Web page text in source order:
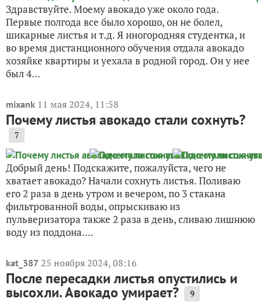
Здравствуйте. Моему авокадо уже около года.
Первые полгода все было хорошо, он не болел,
шикарные листья и т.д. Я иногородняя студентка, и
во время дистанционного обучения отдала авокадо
хозяйке квартиры и уехала в родной город. Он у нее
был 4...
mixank 11 мая 2024, 11:58
Почему листья авокадо стали сохнуть?
7
Добрый день! Подскажите, пожалуйста, чего не
хватает авокадо? Начали сохнуть листья. Поливаю
его 2 раза в день утром и вечером, по 3 стакана
фильтрованной воды, опрыскиваю из
пульверизатора также 2 раза в день, сливаю лишнюю
воду из поддона....
kat_387 25 ноября 2024, 08:16
После пересадки листья опустились и
высохли. Авокадо умирает? 9